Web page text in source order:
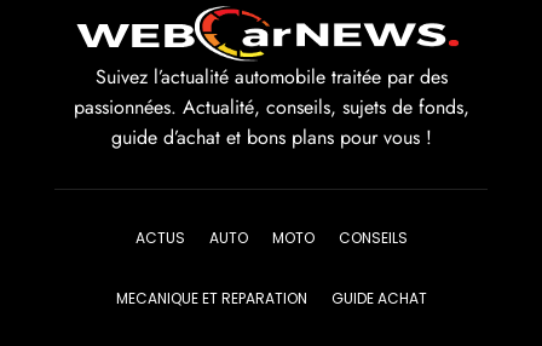
Suivez l’actualité automobile traitée par des
passionnées. Actualité, conseils, sujets de fonds,
guide d’achat et bons plans pour vous !
ACTUS AUTO MOTO CONSEILS
MECANIQUE ET REPARATION GUIDE ACHAT